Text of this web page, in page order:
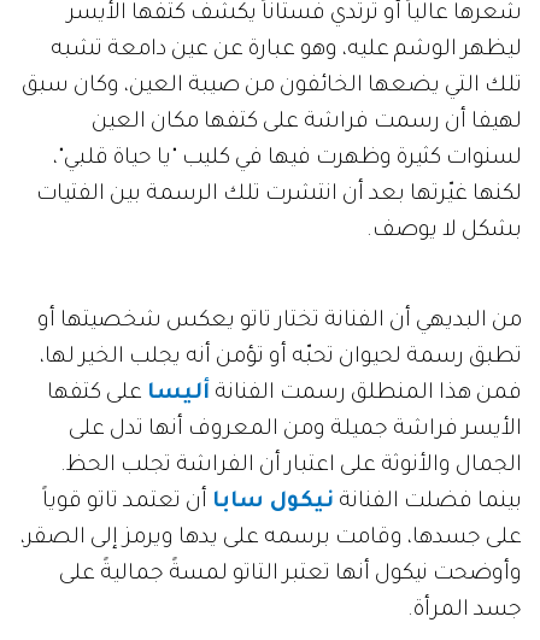
شعرها عالياً أو ترتدي فستاناً يكشف كتفها الأيسر
ليظهر الوشم عليه، وهو عبارة عن عين دامعة تشبه
تلك التي يضعها الخائفون من صيبة العين، وكان سبق
لهيفا أن رسمت فراشة على كتفها مكان العين
لسنوات كثيرة وظهرت فيها في كليب "يا حياة قلبي"،
لكنها غيّرتها بعد أن انتشرت تلك الرسمة بين الفتيات
بشكل لا يوصف.
من البديهي أن الفنانة تختار تاتو يعكس شخصيتها أو
تطبق رسمة لحيوان تحبّه أو تؤمن أنه يجلب الخير لها،
فمن هذا المنطلق رسمت الفنانة أليسا على كتفها
الأيسر فراشة جميلة ومن المعروف أنها تدل على
الجمال والأنوثة على اعتبار أن الفراشة تجلب الحظ.
بينما فضلت الفنانة نيكول سابا أن تعتمد تاتو قوياً
على جسدها، وقامت برسمه على يدها ويرمز إلى الصقر،
وأوضحت نيكول أنها تعتبر التاتو لمسةً جماليةً على
جسد المرأة.